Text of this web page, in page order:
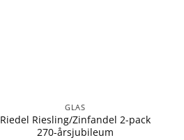
GLAS
Riedel Riesling/Zinfandel 2-pack
270-årsjubileum